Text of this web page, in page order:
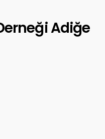
Adiğe